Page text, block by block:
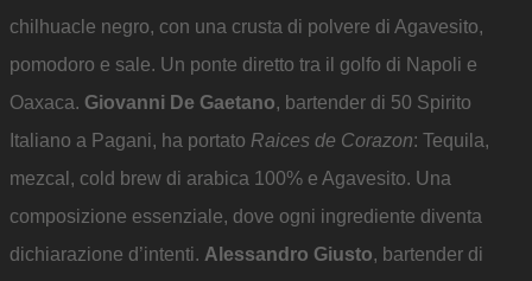
chilhuacle negro, con una crusta di polvere di Agavesito,
pomodoro e sale. Un ponte diretto tra il golfo di Napoli e
Oaxaca. Giovanni De Gaetano, bartender di 50 Spirito
Italiano a Pagani, ha portato Raices de Corazon: Tequila,
mezcal, cold brew di arabica 100% e Agavesito. Una
composizione essenziale, dove ogni ingrediente diventa
dichiarazione d’intenti. Alessandro Giusto, bartender di